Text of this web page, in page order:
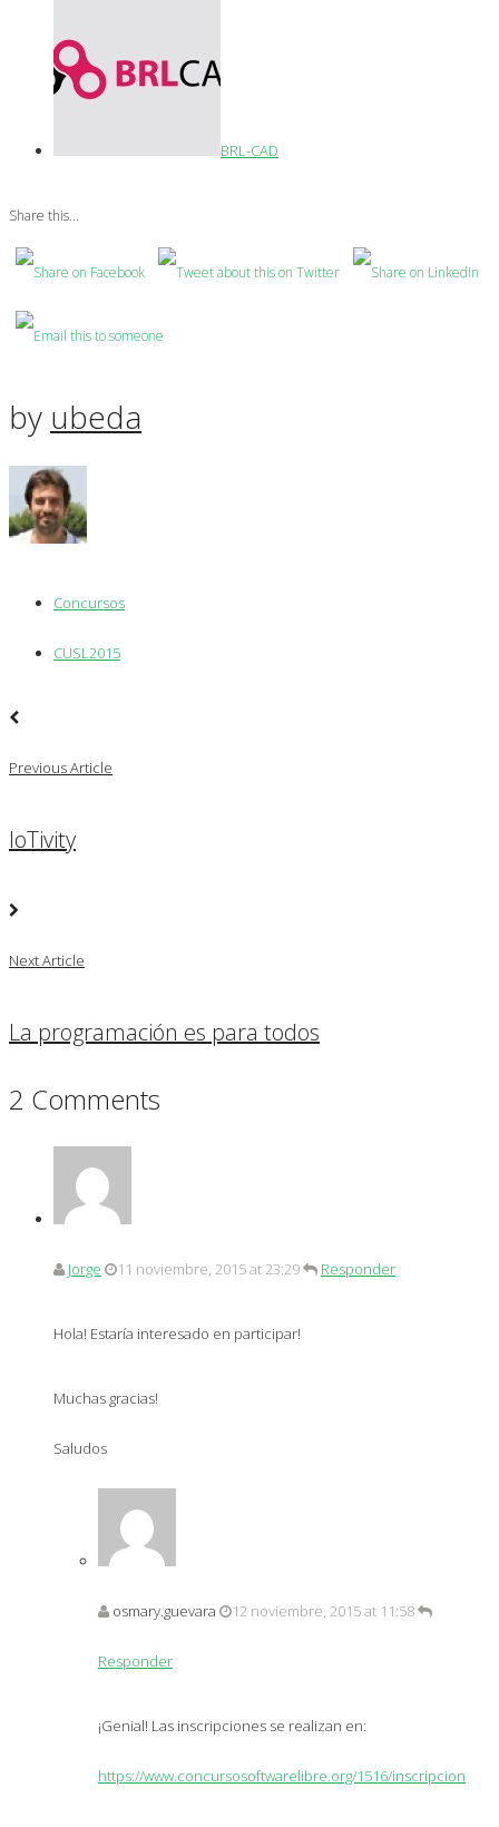
BRL-CAD
Share this...
by ubeda
Concursos
CUSL2015
Previous Article
IoTivity
Next Article
La programación es para todos
2 Comments
Jorge 11 noviembre, 2015 at 23:29 Responder
Hola! Estaría interesado en participar!
Muchas gracias!
Saludos
osmary.guevara 12 noviembre, 2015 at 11:58
Responder
¡Genial! Las inscripciones se realizan en:
https://www.concursosoftwarelibre.org/1516/inscripcion